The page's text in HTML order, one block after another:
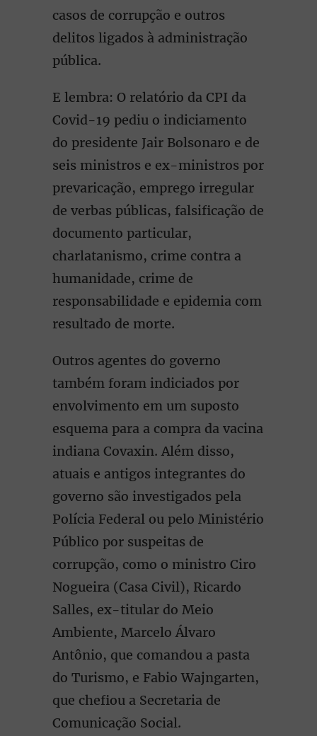
casos de corrupção e outros
delitos ligados à administração
pública.
E lembra: O relatório da CPI da
Covid-19 pediu o indiciamento
do presidente Jair Bolsonaro e de
seis ministros e ex-ministros por
prevaricação, emprego irregular
de verbas públicas, falsificação de
documento particular,
charlatanismo, crime contra a
humanidade, crime de
responsabilidade e epidemia com
resultado de morte.
Outros agentes do governo
também foram indiciados por
envolvimento em um suposto
esquema para a compra da vacina
indiana Covaxin. Além disso,
atuais e antigos integrantes do
governo são investigados pela
Polícia Federal ou pelo Ministério
Público por suspeitas de
corrupção, como o ministro Ciro
Nogueira (Casa Civil), Ricardo
Salles, ex-titular do Meio
Ambiente, Marcelo Álvaro
Antônio, que comandou a pasta
do Turismo, e Fabio Wajngarten,
que chefiou a Secretaria de
Comunicação Social.